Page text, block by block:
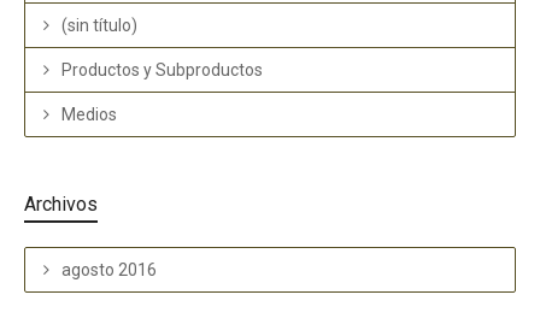
(sin título)
Productos y Subproductos
Medios
Archivos
agosto 2016